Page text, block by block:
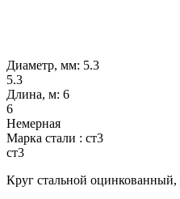
Диаметр, мм: 5.3
5.3
Длина, м: 6
6
Немерная
Марка стали : ст3
ст3
Круг стальной